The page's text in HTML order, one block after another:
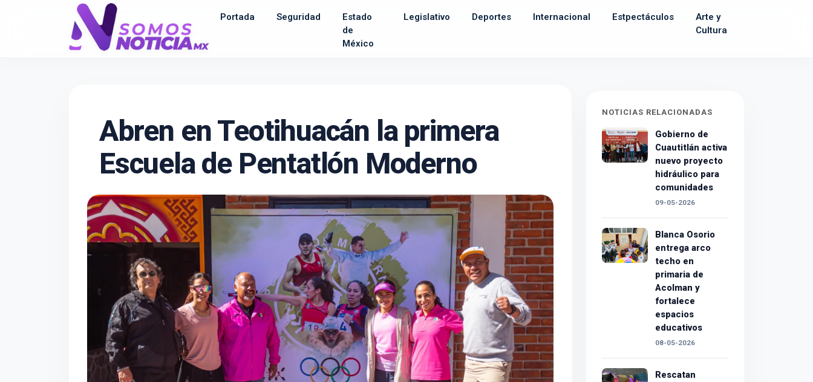
Portada Seguridad
Estado
de
México
Legislativo Deportes Internacional Estpectáculos
Arte y
Cultura
Abren en Teotihuacán la primera
Escuela de Pentatlón Moderno
NOTICIAS RELACIONADAS
Gobierno de
Cuautitlán activa
nuevo proyecto
hidráulico para
comunidades
09-05-2026
Blanca Osorio
entrega arco
techo en
primaria de
Acolman y
fortalece
espacios
educativos
08-05-2026
Rescatan